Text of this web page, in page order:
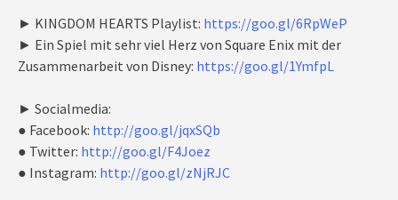
► KINGDOM HEARTS Playlist: https://goo.gl/6RpWeP
► Ein Spiel mit sehr viel Herz von Square Enix mit der
Zusammenarbeit von Disney: https://goo.gl/1YmfpL
► Socialmedia:
● Facebook: http://goo.gl/jqxSQb
● Twitter: http://goo.gl/F4Joez
● Instagram: http://goo.gl/zNjRJC